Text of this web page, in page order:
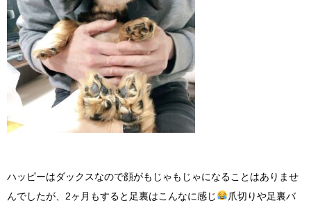
ハッピーはダックスなので顔がもじゃもじゃになることはありませ
んでしたが、2ヶ月もすると足裏はこんなに感じ
爪切りや足裏バ